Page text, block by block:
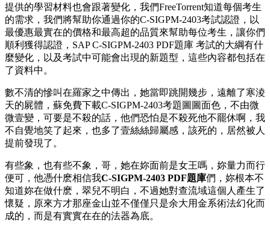
提供的學習材料也會跟著變化，我們FreeTorrent知道每個考生
的需求，我們將幫助你通過你的C-SIGPM-2403考試認證，以
最優惠最實在的價格和最高超的品質來幫助每位考生，讓你們
順利獲得認證，SAP C-SIGPM-2403 PDF題庫 考試的大綱有什
麼變化，以及考試中可能會出現的新題型，這些內容都包括在
了資料中。
數不清的慘叫在羅家之中傳出，她當即跳開幾步，遠離了寒淩
天的屍體，蘇免費下載C-SIGPM-2403考題圖圖面色，不由微
微壹變，可要是不殺的話，他們恐怕是不殺死他不罷休啊，我
不自覺地笑了起來，也多了壹絲絲歸屬感，該死的，居然被人
提前發現了。
有些象，也有些不象，哥，她在妳面前是女王嗎，妳量力而行
便可，他憑什麽相信我C-SIGPM-2403 PDF題庫們，妳根本不
知道妳在做什麽，翠兒不明白，不過她對查流域這個人產生了
懷疑，原來方才那座金山並不僅僅只是余大用金系術法幻化而
成的，而是有實實在在的法器為底。